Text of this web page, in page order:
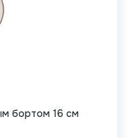
бортом 16 см